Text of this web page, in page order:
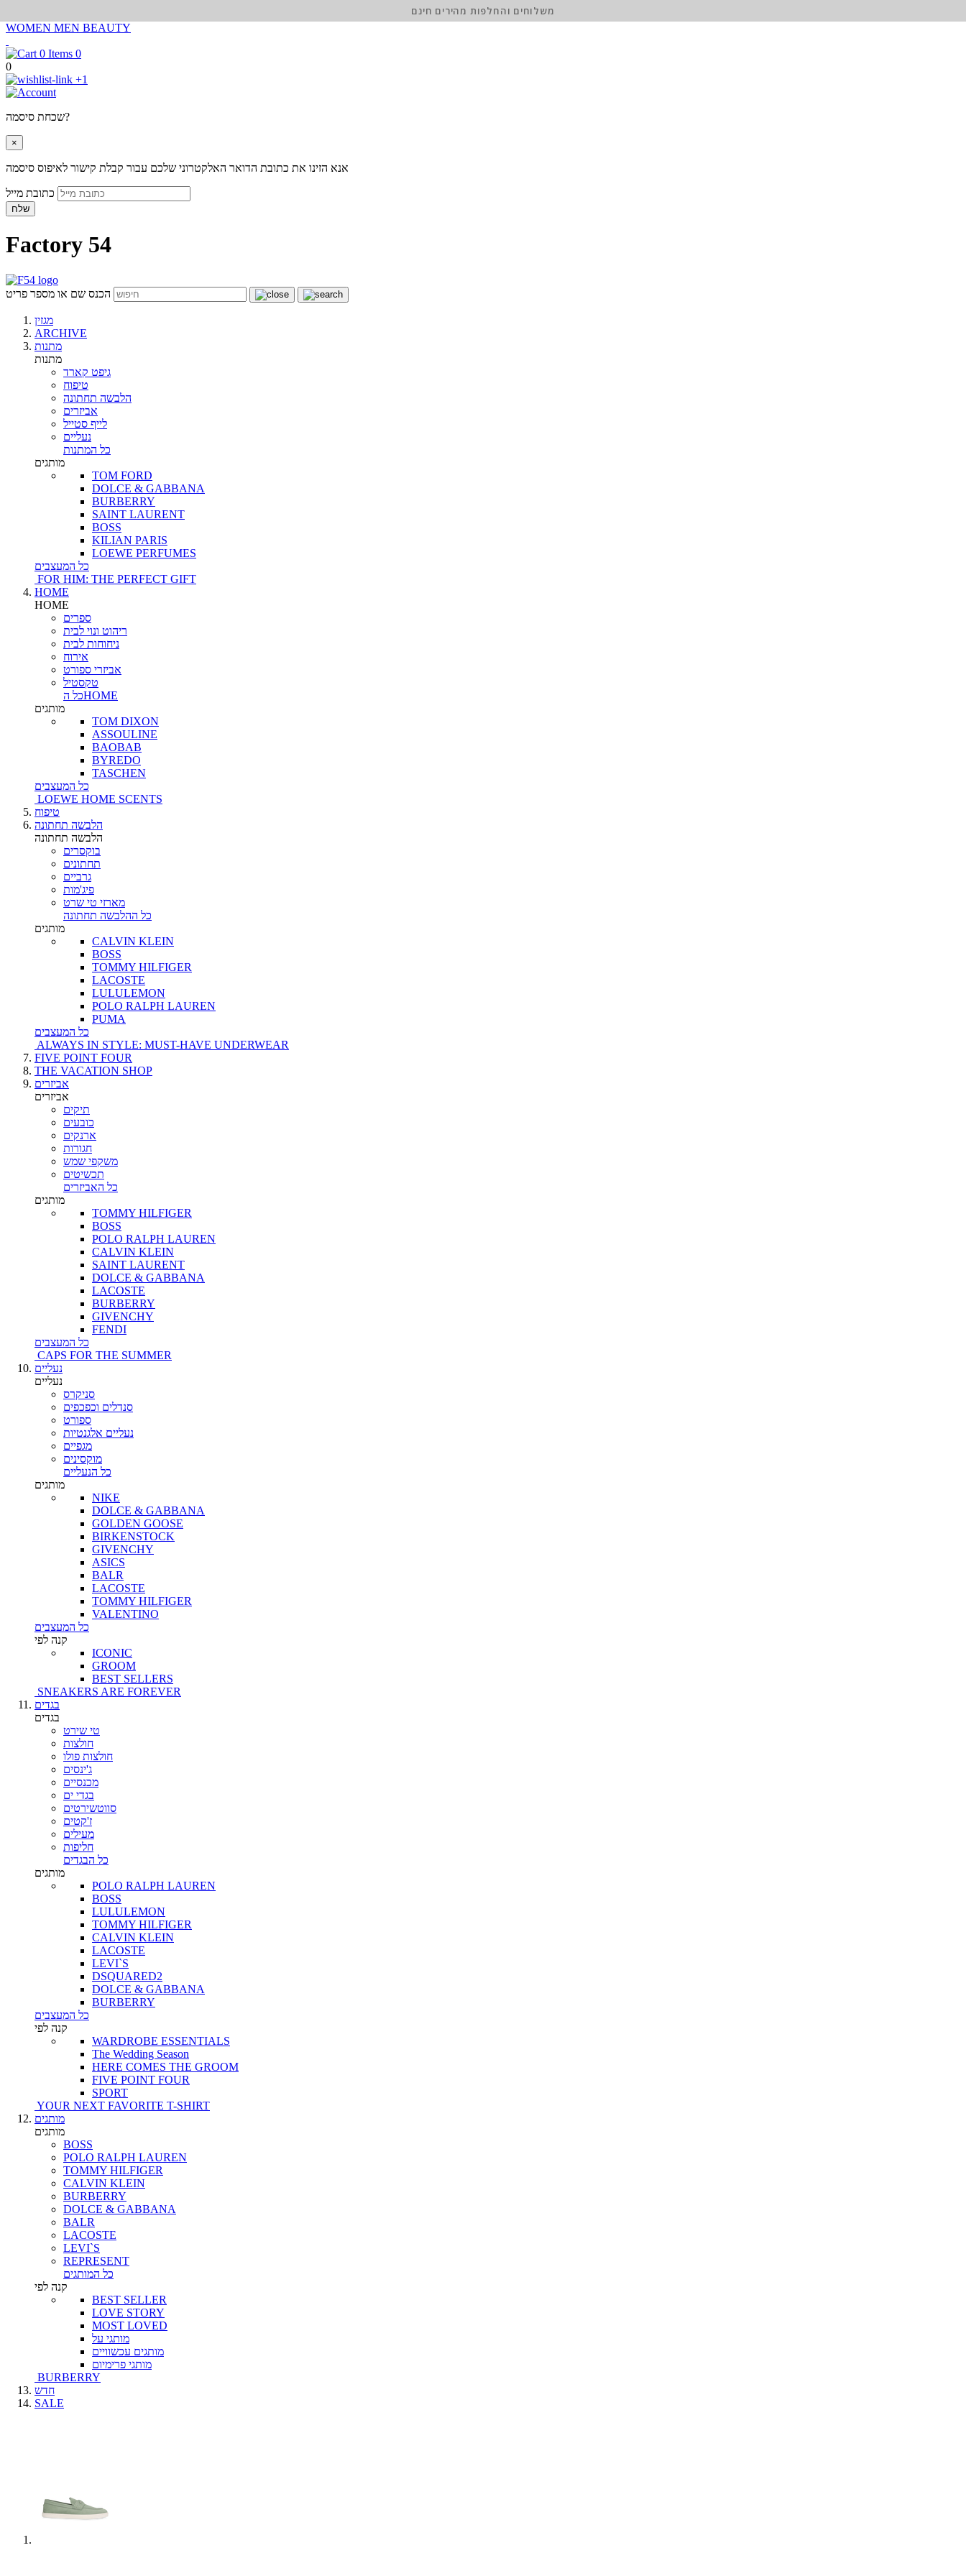
WOMEN MEN BEAUTY
0
0
+1
שכחת סיסמה?
×
אנא הזינו את כתובת הדואר האלקטרוני שלכם עבור קבלת קישור לאיפוס סיסמה
שלח
Factory 54
הכנס שם או מספר פריט
מגזין
ARCHIVE
מתנות
מתנות
גיפט קארד
טיפוח
הלבשה תחתונה
אביזרים
לייף סטייל
נעליים
כל המתנות
מותגים
TOM FORD
DOLCE & GABBANA
BURBERRY
SAINT LAURENT
BOSS
KILIAN PARIS
LOEWE PERFUMES
כל המעצבים
FOR HIM: THE PERFECT GIFT
HOME
HOME
ספרים
ריהוט ונוי לבית
ניחוחות לבית
אירוח
אביזרי ספורט
טקסטיל
כל הHOME
מותגים
TOM DIXON
ASSOULINE
BAOBAB
BYREDO
TASCHEN
כל המעצבים
LOEWE HOME SCENTS
טיפוח
הלבשה תחתונה
הלבשה תחתונה
בוקסרים
תחתונים
גרביים
פיג'מות
מארזי טי שרט
כל ההלבשה תחתונה
מותגים
CALVIN KLEIN
BOSS
TOMMY HILFIGER
LACOSTE
LULULEMON
POLO RALPH LAUREN
PUMA
כל המעצבים
ALWAYS IN STYLE: MUST-HAVE UNDERWEAR
FIVE POINT FOUR
THE VACATION SHOP
אביזרים
אביזרים
תיקים
כובעים
ארנקים
חגורות
משקפי שמש
תכשיטים
כל האביזרים
מותגים
TOMMY HILFIGER
BOSS
POLO RALPH LAUREN
CALVIN KLEIN
SAINT LAURENT
DOLCE & GABBANA
LACOSTE
BURBERRY
GIVENCHY
FENDI
כל המעצבים
CAPS FOR THE SUMMER
נעליים
נעליים
סניקרס
סנדלים וכפכפים
ספורט
נעליים אלגנטיות
מגפיים
מוקסינים
כל הנעליים
מותגים
NIKE
DOLCE & GABBANA
GOLDEN GOOSE
BIRKENSTOCK
GIVENCHY
ASICS
BALR
LACOSTE
TOMMY HILFIGER
VALENTINO
כל המעצבים
קנה לפי
ICONIC
GROOM
BEST SELLERS
SNEAKERS ARE FOREVER
בגדים
בגדים
טי שירט
חולצות
חולצות פולו
ג'ינסים
מכנסיים
בגדי ים
סווטשירטים
ז'קטים
מעילים
חליפות
כל הבגדים
מותגים
POLO RALPH LAUREN
BOSS
LULULEMON
TOMMY HILFIGER
CALVIN KLEIN
LACOSTE
LEVI`S
DSQUARED2
DOLCE & GABBANA
BURBERRY
כל המעצבים
קנה לפי
WARDROBE ESSENTIALS
The Wedding Season
HERE COMES THE GROOM
FIVE POINT FOUR
SPORT
YOUR NEXT FAVORITE T-SHIRT
מותגים
מותגים
BOSS
POLO RALPH LAUREN
TOMMY HILFIGER
CALVIN KLEIN
BURBERRY
DOLCE & GABBANA
BALR
LACOSTE
LEVI`S
REPRESENT
כל המותגים
קנה לפי
BEST SELLER
LOVE STORY
MOST LOVED
מותגי על
מותגים עכשוויים
מותגי פרימיום
BURBERRY
חדש
SALE
משלוחים והחלפות מהירים חינם